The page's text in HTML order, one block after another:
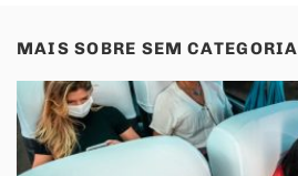
MAIS SOBRE SEM CATEGORIA